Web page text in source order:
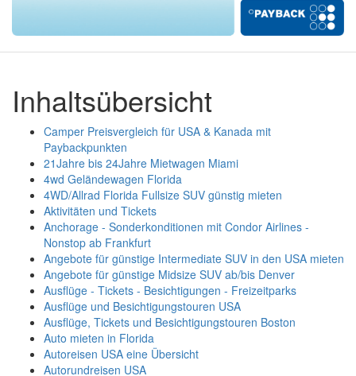
Inhaltsübersicht
Camper Preisvergleich für USA & Kanada mit
Paybackpunkten
21Jahre bis 24Jahre Mietwagen Miami
4wd Geländewagen Florida
4WD/Allrad Florida Fullsize SUV günstig mieten
Aktivitäten und Tickets
Anchorage - Sonderkonditionen mit Condor Airlines -
Nonstop ab Frankfurt
Angebote für günstige Intermediate SUV in den USA mieten
Angebote für günstige Midsize SUV ab/bis Denver
Ausflüge - Tickets - Besichtigungen - Freizeitparks
Ausflüge und Besichtigungstouren USA
Ausflüge, Tickets und Besichtigungstouren Boston
Auto mieten in Florida
Autoreisen USA eine Übersicht
Autorundreisen USA